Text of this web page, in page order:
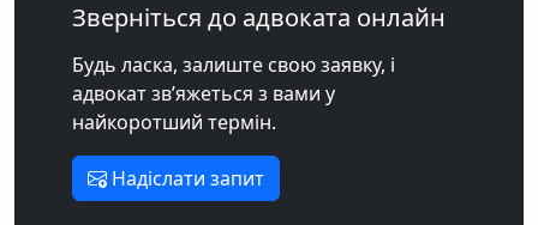
Зверніться до адвоката онлайн
Будь ласка, залиште свою заявку, і
адвокат зв’яжеться з вами у
найкоротший термін.
Надіслати запит